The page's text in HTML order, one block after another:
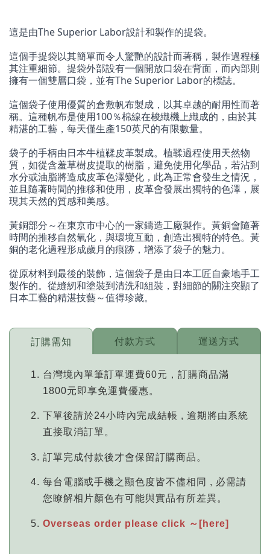
這是由The Superior Labor設計和製作的提袋。
這個手提袋以其簡單而令人驚艷的設計而著稱，製作過程極
其注重細節。提袋外部設有一個開放口袋在背面，而內部則
擁有一個雙層口袋，並有The Superior Labor的標誌。
這個袋子使用優質的倉敷帆布製成，以其卓越的耐用性而著
稱。這種帆布是使用100％棉線在梭織機上織成的，由於其
精湛的工藝，每天僅生產150英尺的有限數量。
袋子的手柄由日本牛植鞣皮革製成。植鞣過程使用天然物
質，如從含羞草樹皮提取的樹脂，避免使用化學品，若沾到
水分或油脂將造成皮革色澤變化，此為正常會發生之情況，
並且隨著時間的推移和使用，皮革會發展出獨特的色澤，展
現其天然的質感和美感。
黃銅部分～在東京市中心的一家鑄造工廠製作。黃銅會隨著
時間的推移自然氧化，與環境互動，創造出獨特的特色。黃
銅的老化過程形成歲月的痕跡，增添了袋子的魅力。
從原材料到最後的裝飾，這個袋子是由日本工匠自豪地手工
製作的。從縫紉和塗裝到清洗和組裝，對細節的關注突顯了
日本工藝的精湛技藝～值得珍藏。
訂購需知
台灣境內單筆訂單運費60元，訂購商品滿
1800元即享免運費優惠。
下單後請於24小時內完成結帳 , 逾期將由系統
直接取消訂單。
訂單完成付款後才會保留訂購商品。
每台電腦或手機之顯色度皆不儘相同 , 必需請
您瞭解相片顏色有可能與實品有所差異。
Overseas order please click ～[here]
付款方式 運送方式